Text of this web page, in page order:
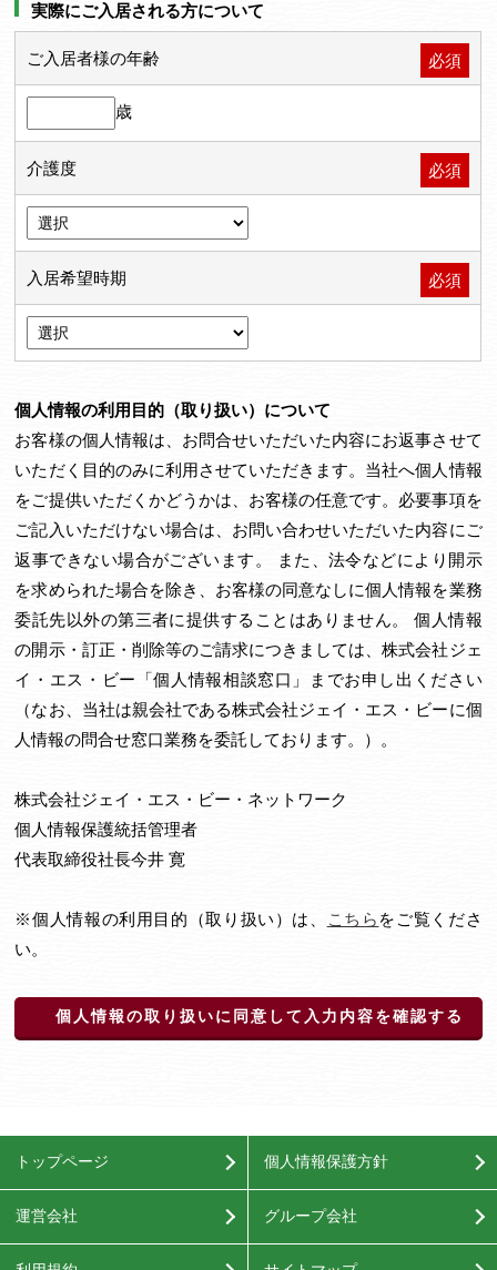
実際にご入居される方について
ご入居者様の年齢 必須
歳
介護度 必須
入居希望時期 必須
個人情報の利用目的（取り扱い）について
お客様の個人情報は、お問合せいただいた内容にお返事させて
いただく目的のみに利用させていただきます。当社へ個人情報
をご提供いただくかどうかは、お客様の任意です。必要事項を
ご記入いただけない場合は、お問い合わせいただいた内容にご
返事できない場合がございます。 また、法令などにより開示
を求められた場合を除き、お客様の同意なしに個人情報を業務
委託先以外の第三者に提供することはありません。 個人情報
の開示・訂正・削除等のご請求につきましては、株式会社ジェ
イ・エス・ビー「個人情報相談窓口」までお申し出ください
（なお、当社は親会社である株式会社ジェイ・エス・ビーに個
人情報の問合せ窓口業務を委託しております。）。
株式会社ジェイ・エス・ビー・ネットワーク
個人情報保護統括管理者
代表取締役社長今井 寛
※個人情報の利用目的（取り扱い）は、 こちら をご覧くださ
い。
個人情報の取り扱いに同意して入力内容を確認する
トップページ 個人情報保護方針
運営会社 グループ会社